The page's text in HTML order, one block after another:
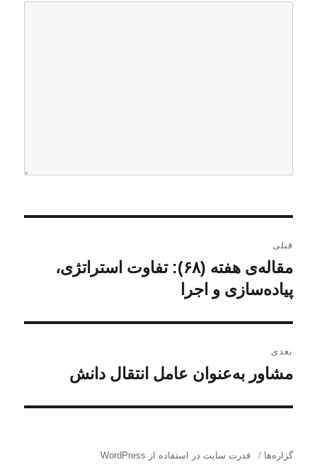
ه
ب
ر
ی
ن
قبلی
ن
ت
ل
مقاله‌ی هفته (۶۸): تفاوت استراتژی،
پیاده‌سازی و اجرا
بعدی
ن
ش
ه
مشاور به‌عنوان عامل انتقال دانش
گزاره‌ها قدرت سایت در استفاده از WordPress